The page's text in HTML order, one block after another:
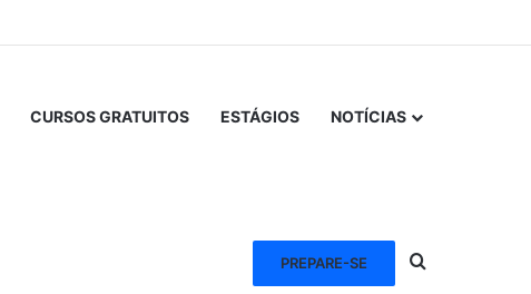
CURSOS GRATUITOS ESTÁGIOS NOTÍCIAS
PREPARE-SE Procurar por